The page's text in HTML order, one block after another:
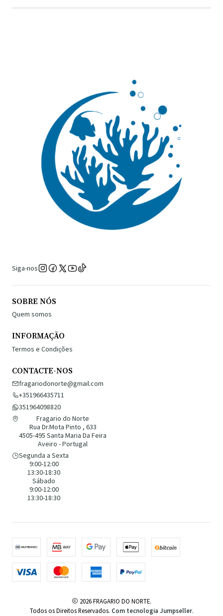
Siga-nos
SOBRE NÓS
Quem somos
INFORMAÇÃO
Termos e Condições
CONTACTE-NOS
fragariodonorte@gmail.com
+351966435711
351964098820
Fragario do Norte
Rua Dr.Mota Pinto , 633
4505-495 Santa Maria Da Feira
Aveiro - Portugal
Segunda a Sexta
9:00-12:00
13:30-18:30
Sábado
9:00-12:00
13:30-18:30
2026 FRAGARIO DO NORTE.
Todos os Direitos Reservados. Com tecnologia Jumpseller.